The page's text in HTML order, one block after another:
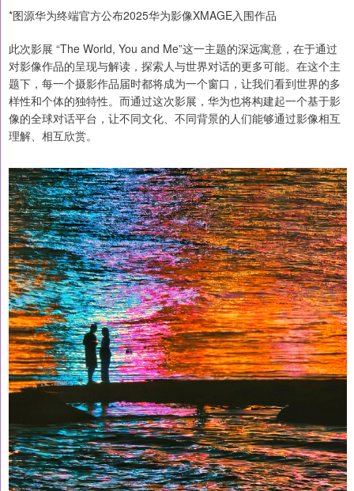
*图源华为终端官方公布2025华为影像XMAGE入围作品
此次影展 “The World, You and Me”这一主题的深远寓意，在于通过
对影像作品的呈现与解读，探索人与世界对话的更多可能。在这个主
题下，每一个摄影作品届时都将成为一个窗口，让我们看到世界的多
样性和个体的独特性。而通过这次影展，华为也将构建起一个基于影
像的全球对话平台，让不同文化、不同背景的人们能够通过影像相互
理解、相互欣赏。